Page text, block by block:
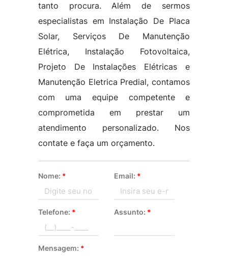
tanto procura. Além de sermos
especialistas em Instalação De Placa
Solar, Serviços De Manutenção
Elétrica, Instalação Fotovoltaica,
Projeto De Instalações Elétricas e
Manutenção Eletrica Predial, contamos
com uma equipe competente e
comprometida em prestar um
atendimento personalizado. Nos
contate e faça um orçamento.
Nome: * Email: *
Telefone: * Assunto: *
Mensagem: *